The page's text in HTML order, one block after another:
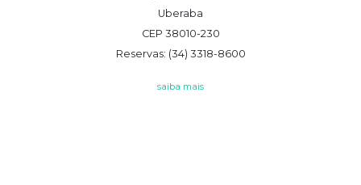
Uberaba
CEP 38010-230
Reservas: (34) 3318-8600
saiba mais